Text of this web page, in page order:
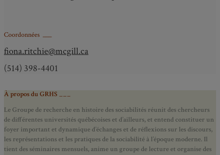
Coordonnées ___
fiona.ritchie@mcgill.ca
(514) 398-4401
À propos du GRHS ___
Le Groupe de recherche en histoire des sociabilités réunit des chercheurs
de différentes universités québécoises et d’ailleurs, et entend constituer un
foyer important et dynamique d’échanges et de réflexions sur les discours,
les représentations et les pratiques de la sociabilité à l’époque moderne. Il
tient des séminaires mensuels, anime un groupe de lecture et organise des